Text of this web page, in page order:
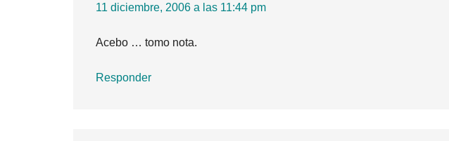
11 diciembre, 2006 a las 11:44 pm
Acebo … tomo nota.
Responder